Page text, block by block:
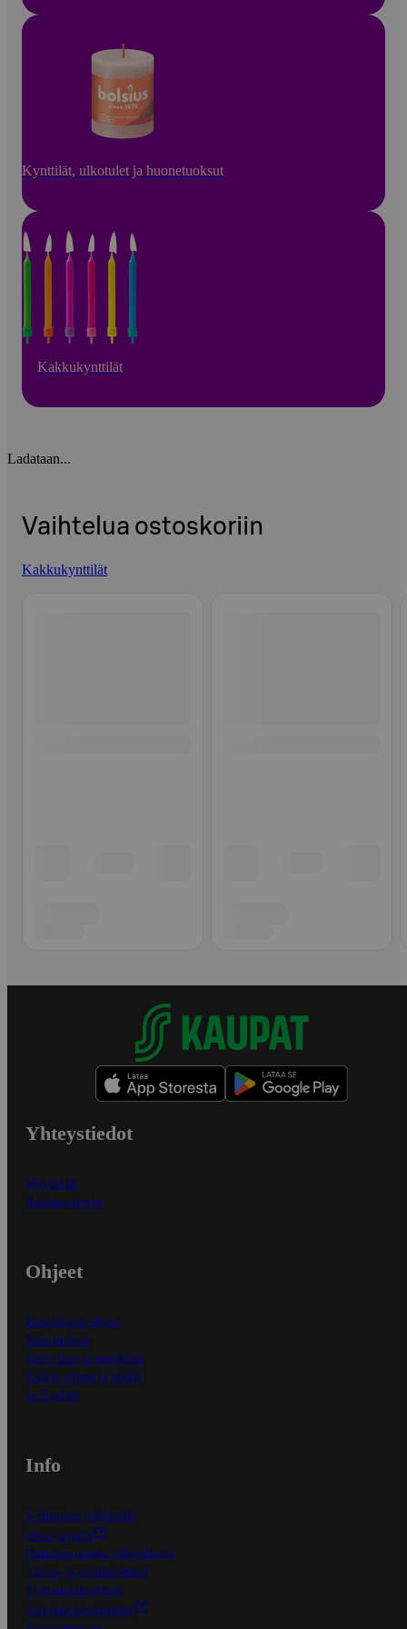
Kynttilät, ulkotulet ja huonetuoksut
Kakkukynttilät
Ladataan...
Vaihtelua ostoskoriin
Kakkukynttilät
Yhteystiedot
Myymälät
Asiakaspalvelu
Ohjeet
Ensitilaajan ohjeet
Näin maksat
Näin tilaat ja muokkaat
Kaikki ohjeet ja vinkit
In English
Info
S-Business yrityksille
Oiva-raportit
Osuuskauppojen yhteystiedot
Tilaus- ja toimitusehdot
Tietosuojakäytäntö
Palvelun käyttöehdot